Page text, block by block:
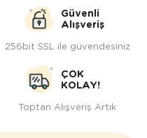
Güvenli
Alışveriş
256bit SSL ile güvendesiniz
ÇOK
KOLAY!
Toptan Alışveriş Artık